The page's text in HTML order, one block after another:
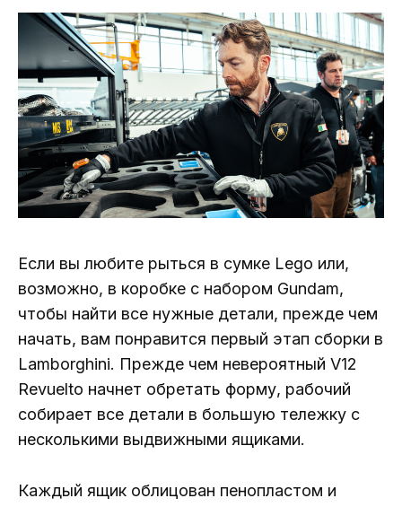
Если вы любите рыться в сумке Lego или,
возможно, в коробке с набором Gundam,
чтобы найти все нужные детали, прежде чем
начать, вам понравится первый этап сборки в
Lamborghini. Прежде чем невероятный V12
Revuelto начнет обретать форму, рабочий
собирает все детали в большую тележку с
несколькими выдвижными ящиками.
Каждый ящик облицован пенопластом и